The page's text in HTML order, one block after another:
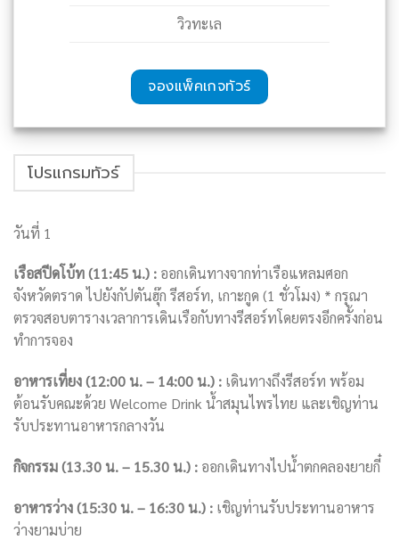
วิวทะเล
จองแพ็คเกจทัวร์
โปรแกรมทัวร์
วันที่ 1
เรือสปีดโบ้ท (11:45 น.) : ออกเดินทางจากท่าเรือแหลมศอก
จังหวัดตราด ไปยังกัปตันฮุ๊ก รีสอร์ท, เกาะกูด (1 ชั่วโมง) * กรุณา
ตรวจสอบตารางเวลาการเดินเรือกับทางรีสอร์ทโดยตรงอีกครั้งก่อน
ทำการจอง
อาหารเที่ยง (12:00 น. – 14:00 น.) : เดินทางถึงรีสอร์ท พร้อม
ต้อนรับคณะด้วย Welcome Drink น้ำสมุนไพรไทย และเชิญท่าน
รับประทานอาหารกลางวัน
กิจกรรม (13.30 น. – 15.30 น.) : ออกเดินทางไปน้ำตกคลองยายกี๋
อาหารว่าง (15:30 น. – 16:30 น.) : เชิญท่านรับประทานอาหาร
ว่างยามบ่าย